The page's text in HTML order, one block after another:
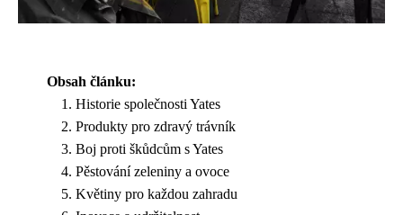
Obsah článku:
Historie společnosti Yates
Produkty pro zdravý trávník
Boj proti škůdcům s Yates
Pěstování zeleniny a ovoce
Květiny pro každou zahradu